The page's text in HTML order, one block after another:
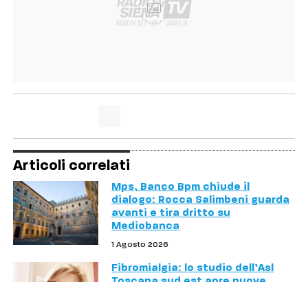
Ad
Articoli correlati
Mps, Banco Bpm chiude il
dialogo: Rocca Salimbeni guarda
avanti e tira dritto su
Mediobanca
1 Agosto 2026
Fibromialgia: lo studio dell’Asl